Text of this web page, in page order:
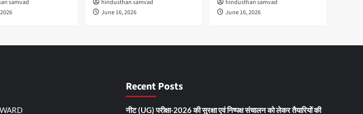
samvad
hindusthan samvad
June 16, 2026
hindusthan samvad
June 16, 2026
Recent Posts
नीट (UG) परीक्षा-2026 की सुरक्षा एवं निष्पक्ष संचालन को लेकर तैयारियों की